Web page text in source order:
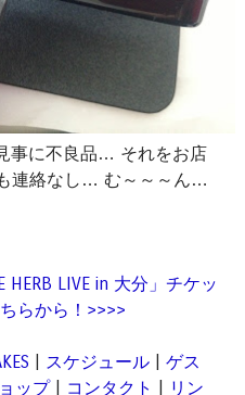
事に不良品… それをお店
連絡なし… む～～～ん…
HERB LIVE in 大分」チケッ
らから！>>>>
スケジュール
ゲス
ップ| コンタクト リン